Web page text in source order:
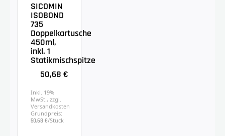
SICOMIN
ISOBOND
735
Doppelkartusche
450ml,
inkl. 1
Statikmischspitze
50,68 €
Inkl. 19%
MwSt., zzgl.
Versandkosten
Grundpreis:
50,68 €/Stück